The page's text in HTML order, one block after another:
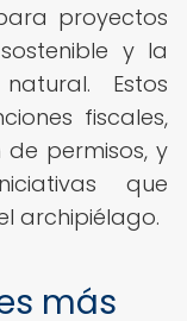
proyectos
y la
Estos
fiscales,
permisos, y
que
archipiélago.
más